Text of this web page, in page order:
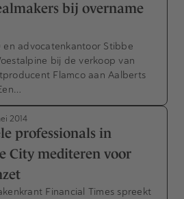
bij overname
en advocatenkantoor Stibbe
bij de verkoop van
Flamco aan Aalberts
2014
professionals in
City mediteren voor
Financial Times spreekt